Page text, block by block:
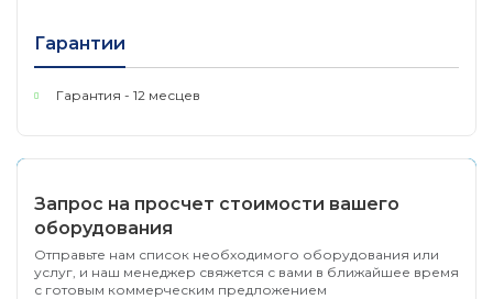
Гарантии
Гарантия - 12 месцев
Запрос на просчет стоимости вашего
оборудования
Отправьте нам список необходимого оборудования или
услуг, и наш менеджер свяжется с вами в ближайшее время
с готовым коммерческим предложением